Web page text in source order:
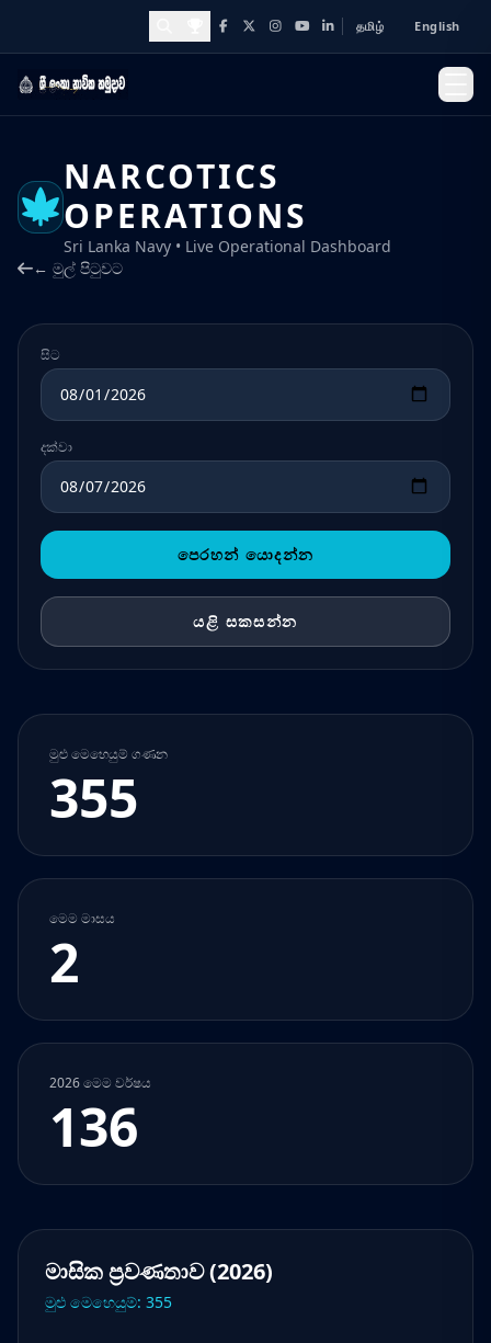
Awards and Achievements
Facebook
X Instagram
YouTubeLinkedIn
தமிழ் English
NARCOTICS
OPERATIONS
Sri Lanka Navy • Live Operational Dashboard
← මුල් පිටුවට
සිට
දක්වා
පෙරහන් යොදන්න
යළි සකසන්න
මුළු මෙහෙයුම් ගණන
355
මෙම මාසය
2
2026 මෙම වර්ෂය
136
මාසික ප්‍රවණතාව (2026)
මුළු මෙහෙයුම්: 355